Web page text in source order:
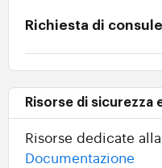
Richiesta di
Risorse di sicurezza
Risorse dedicate
Documentazione